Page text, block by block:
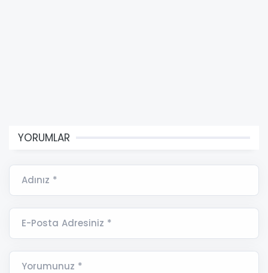
YORUMLAR
Adınız *
E-Posta Adresiniz *
Yorumunuz *